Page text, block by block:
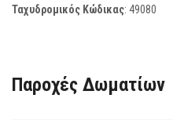
Ταχυδρομικός Κώδικας: 49080
Παροχές Δωματίων